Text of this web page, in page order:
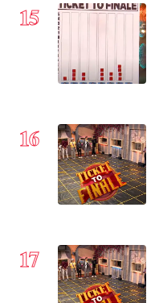
15
16
17